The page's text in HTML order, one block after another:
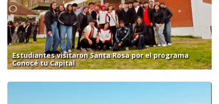
Estudiantes visitaron Santa Rosa por el programa
Conocé tu Capital